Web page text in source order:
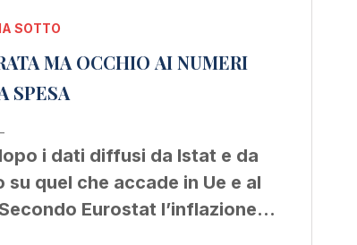
SOTTO
MA OCCHIO AI NUMERI
SPESA
i dati diffusi da Istat e da
quel che accade in Ue e al
Eurostat l’inflazione…